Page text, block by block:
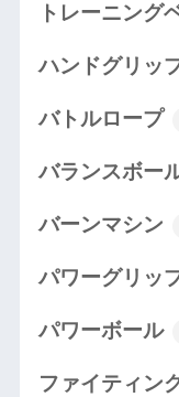
トレーニング
ハンドグリッ
バトルロープ
バランスボー
バーンマシン
パワーグリッ
パワーボール
ファイティン